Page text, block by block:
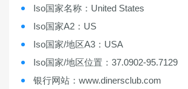
Iso国家名称：United States
Iso国家A2：US
Iso国家/地区A3：USA
Iso国家/地区位置：37.0902-95.7129
银行网站：www.dinersclub.com